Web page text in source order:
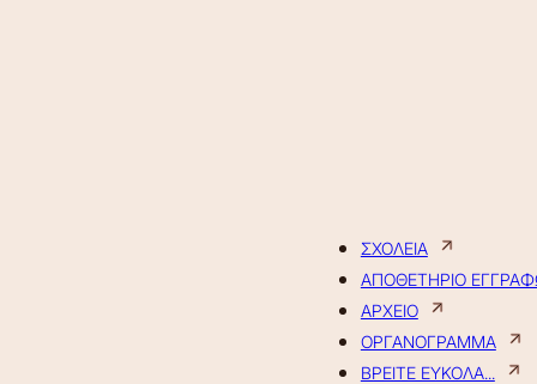
ΣΧΟΛΕΙΑ
ΑΠΟΘΕΤΗΡΙΟ
ΑΡΧΕΙΟ
ΟΡΓΑΝΟΓΡΑΜΜΑ
ΒΡΕΙΤΕ ΕΥΚΟΛΑ...